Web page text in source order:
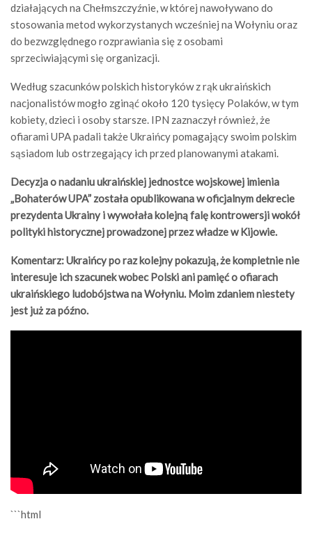
działających na Chełmszczyźnie, w której nawoływano do
stosowania metod wykorzystanych wcześniej na Wołyniu oraz
do bezwzględnego rozprawiania się z osobami
sprzeciwiającymi się organizacji.
Według szacunków polskich historyków z rąk ukraińskich
nacjonalistów mogło zginąć około 120 tysięcy Polaków, w tym
kobiety, dzieci i osoby starsze. IPN zaznaczył również, że
ofiarami UPA padali także Ukraińcy pomagający swoim polskim
sąsiadom lub ostrzegający ich przed planowanymi atakami.
Decyzja o nadaniu ukraińskiej jednostce wojskowej imienia
„Bohaterów UPA” została opublikowana w oficjalnym dekrecie
prezydenta Ukrainy i wywołała kolejną falę kontrowersji wokół
polityki historycznej prowadzonej przez władze w Kijowie.
Komentarz: Ukraińcy po raz kolejny pokazują, że kompletnie nie
interesuje ich szacunek wobec Polski ani pamięć o ofiarach
ukraińskiego ludobójstwa na Wołyniu. Moim zdaniem niestety
jest już za późno.
```html